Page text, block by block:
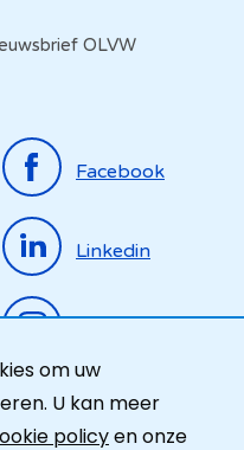
om uw
U kan meer
policyen onze
OLVW
Facebook
Linkedin
Instagram